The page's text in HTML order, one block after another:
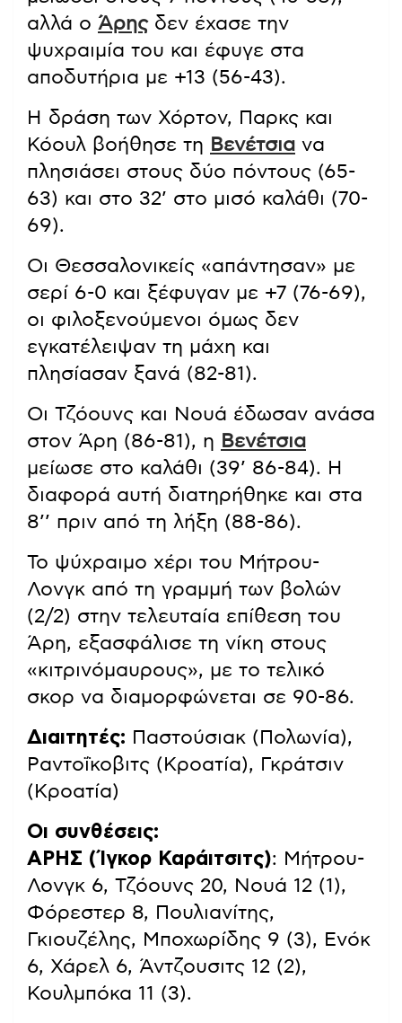
αλλά ο Άρηςδεν έχασε την
ψυχραιμία του και έφυγε στα
αποδυτήρια με +13 (56-43).
Η δράση των Χόρτον, Παρκς και
Κόουλ βοήθησε τη Βενέτσια να
πλησιάσει στους δύο πόντους (65-
63) και στο 32’ στο μισό καλάθι (70-
69).
Οι Θεσσαλονικείς «απάντησαν» με
σερί 6-0 και ξέφυγαν με +7 (76-69),
οι φιλοξενούμενοι όμως δεν
εγκατέλειψαν τη μάχη και
πλησίασαν ξανά (82-81).
Οι Τζόουνς και Νουά έδωσαν ανάσα
στον Άρη (86-81), η Βενέτσια
μείωσε στο καλάθι (39’ 86-84). Η
διαφορά αυτή διατηρήθηκε και στα
8’’ πριν από τη λήξη (88-86).
Το ψύχραιμο χέρι του Μήτρου-
Λονγκ από τη γραμμή των βολών
(2/2) στην τελευταία επίθεση του
Άρη, εξασφάλισε τη νίκη στους
«κιτρινόμαυρους», με το τελικό
σκορ να διαμορφώνεται σε 90-86.
Διαιτητές: Παστούσιακ (Πολωνία),
Ραντοΐκοβιτς (Κροατία), Γκράτσιν
(Κροατία)
Οι συνθέσεις:
ΑΡΗΣ (Ίγκορ Καράιτσιτς): Μήτρου-
Λονγκ 6, Τζόουνς 20, Νουά 12 (1),
Φόρεστερ 8, Πουλιανίτης,
Γκιουζέλης, Μποχωρίδης 9 (3), Ενόκ
6, Χάρελ 6, Άντζουσιτς 12 (2),
Κουλμπόκα 11 (3).